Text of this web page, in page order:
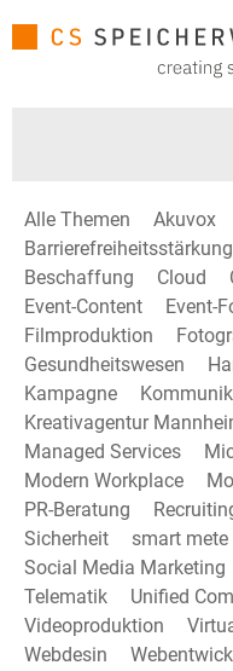
Alle Themen Akuvox
Beschaffung
Cloud
Event-Content
Event-
Filmproduktion
Gesundheitswesen
Kampagne
Kreativagentur
Managed Services
Modern Workplace
PR-Beratung
Sicherheit
smart mete
Social Media Marketing
Telematik
Unified
Videoproduktion
Webdesin